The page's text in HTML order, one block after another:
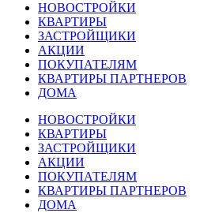
НОВОСТРОЙКИ
КВАРТИРЫ
ЗАСТРОЙЩИКИ
АКЦИИ
ПОКУПАТЕЛЯМ
КВАРТИРЫ ПАРТНЕРОВ
ДОМА
НОВОСТРОЙКИ
КВАРТИРЫ
ЗАСТРОЙЩИКИ
АКЦИИ
ПОКУПАТЕЛЯМ
КВАРТИРЫ ПАРТНЕРОВ
ДОМА